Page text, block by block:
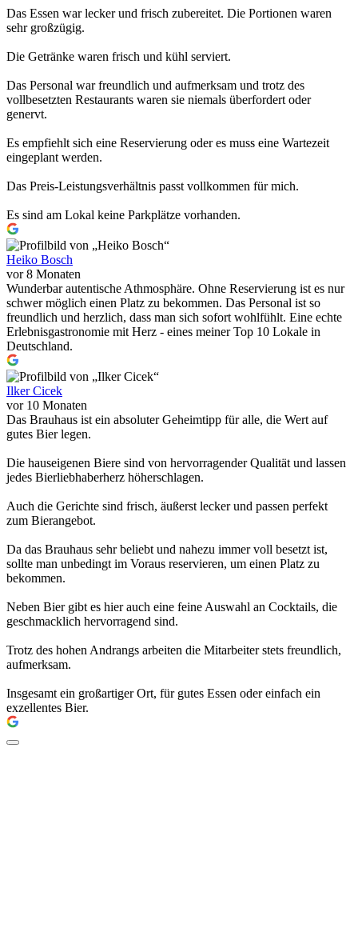
Das Essen war lecker und frisch zubereitet. Die Portionen waren
sehr großzügig.
Die Getränke waren frisch und kühl serviert.
Das Personal war freundlich und aufmerksam und trotz des
vollbesetzten Restaurants waren sie niemals überfordert oder
genervt.
Es empfiehlt sich eine Reservierung oder es muss eine Wartezeit
eingeplant werden.
Das Preis-Leistungsverhältnis passt vollkommen für mich.
Es sind am Lokal keine Parkplätze vorhanden.
Heiko Bosch
vor 8 Monaten
Wunderbar autentische Athmosphäre. Ohne Reservierung ist es nur
schwer möglich einen Platz zu bekommen. Das Personal ist so
freundlich und herzlich, dass man sich sofort wohlfühlt. Eine echte
Erlebnisgastronomie mit Herz - eines meiner Top 10 Lokale in
Deutschland.
Ilker Cicek
vor 10 Monaten
Das Brauhaus ist ein absoluter Geheimtipp für alle, die Wert auf
gutes Bier legen.
Die hauseigenen Biere sind von hervorragender Qualität und lassen
jedes Bierliebhaberherz höherschlagen.
Auch die Gerichte sind frisch, äußerst lecker und passen perfekt
zum Bierangebot.
Da das Brauhaus sehr beliebt und nahezu immer voll besetzt ist,
sollte man unbedingt im Voraus reservieren, um einen Platz zu
bekommen.
Neben Bier gibt es hier auch eine feine Auswahl an Cocktails, die
geschmacklich hervorragend sind.
Trotz des hohen Andrangs arbeiten die Mitarbeiter stets freundlich,
aufmerksam.
Insgesamt ein großartiger Ort, für gutes Essen oder einfach ein
exzellentes Bier.